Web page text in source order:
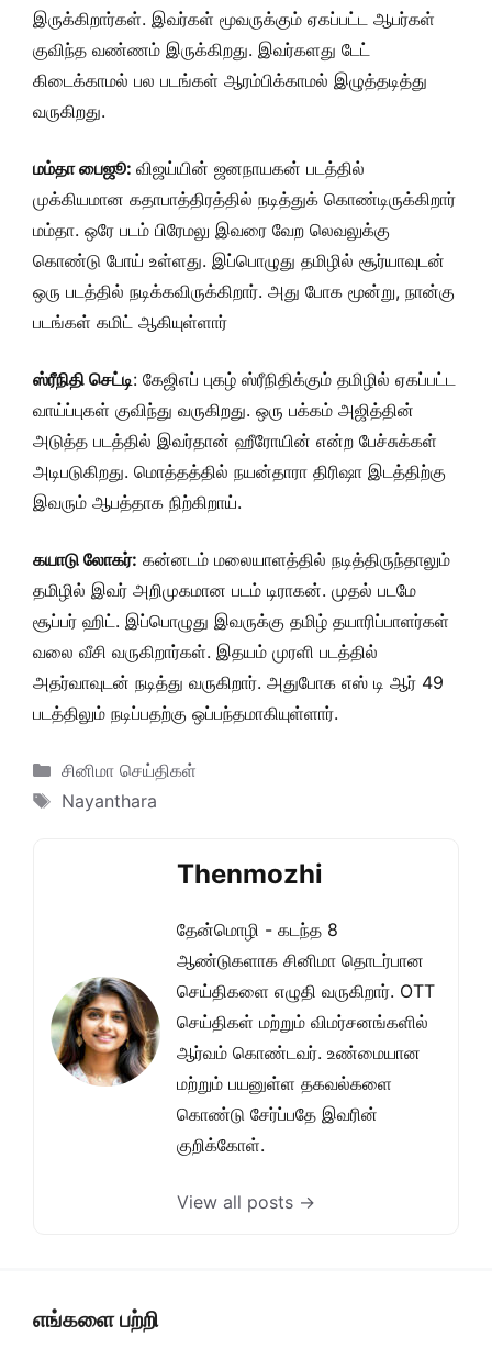
இருக்கிறார்கள். இவர்கள் மூவருக்கும் ஏகப்பட்ட ஆபர்கள்
குவிந்த வண்ணம் இருக்கிறது. இவர்களது டேட்
கிடைக்காமல் பல படங்கள் ஆரம்பிக்காமல் இழுத்தடித்து
வருகிறது.
மம்தா பைஜூ: விஜய்யின் ஜனநாயகன் படத்தில்
முக்கியமான கதாபாத்திரத்தில் நடித்துக் கொண்டிருக்கிறார்
மம்தா. ஒரே படம் பிரேமலு இவரை வேற லெவலுக்கு
கொண்டு போய் உள்ளது. இப்பொழுது தமிழில் சூர்யாவுடன்
ஒரு படத்தில் நடிக்கவிருக்கிறார். அது போக மூன்று, நான்கு
படங்கள் கமிட் ஆகியுள்ளார்
ஸ்ரீநிதி செட்டி: கேஜிஎப் புகழ் ஸ்ரீநிதிக்கும் தமிழில் ஏகப்பட்ட
வாய்ப்புகள் குவிந்து வருகிறது. ஒரு பக்கம் அஜித்தின்
அடுத்த படத்தில் இவர்தான் ஹீரோயின் என்ற பேச்சுக்கள்
அடிபடுகிறது. மொத்தத்தில் நயன்தாரா திரிஷா இடத்திற்கு
இவரும் ஆபத்தாக நிற்கிறாய்.
கயாடு லோகர்: கன்னடம் மலையாளத்தில் நடித்திருந்தாலும்
தமிழில் இவர் அறிமுகமான படம் டிராகன். முதல் படமே
சூப்பர் ஹிட். இப்பொழுது இவருக்கு தமிழ் தயாரிப்பாளர்கள்
வலை வீசி வருகிறார்கள். இதயம் முரளி படத்தில்
அதர்வாவுடன் நடித்து வருகிறார். அதுபோக எஸ் டி ஆர் 49
படத்திலும் நடிப்பதற்கு ஒப்பந்தமாகியுள்ளார்.
Categories
சினிமா செய்திகள்
Tags
Nayanthara
Thenmozhi
தேன்மொழி - கடந்த 8
ஆண்டுகளாக சினிமா தொடர்பான
செய்திகளை எழுதி வருகிறார். OTT
செய்திகள் மற்றும் விமர்சனங்களில்
ஆர்வம் கொண்டவர். உண்மையான
மற்றும் பயனுள்ள தகவல்களை
கொண்டு சேர்ப்பதே இவரின்
குறிக்கோள்.
View all posts →
எங்களை பற்றி